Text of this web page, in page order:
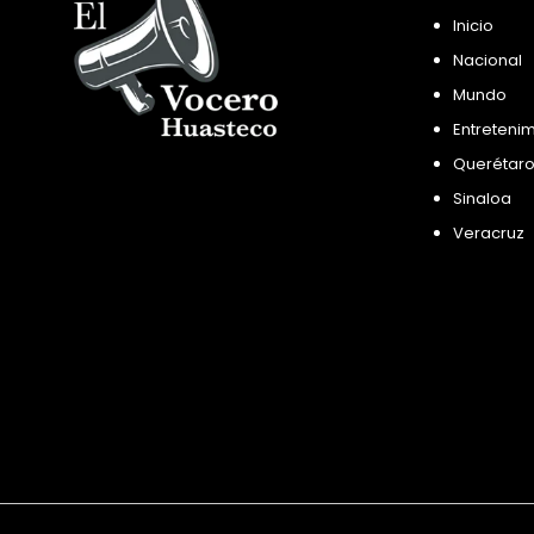
Inicio
Nacional
Mundo
Querétaro
Sinaloa
Veracruz